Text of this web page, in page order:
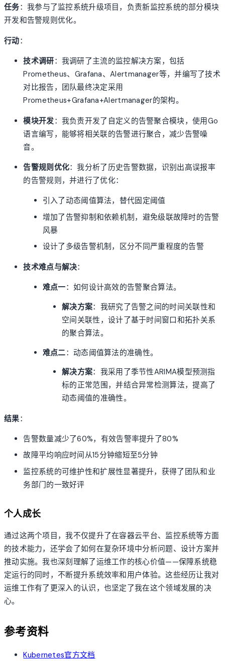
任务：我参与了监控系统升级项目，负责新监控系统的部分模块
开发和告警规则优化。
行动：
技术调研：我调研了主流的监控解决方案，包括
Prometheus、Grafana、Alertmanager等，并编写了技术
对比报告，团队最终决定采用
Prometheus+Grafana+Alertmanager的架构。
模块开发：我负责开发了自定义的告警聚合模块，使用Go
语言编写，能够将相关联的告警进行聚合，减少告警噪
音。
告警规则优化：我分析了历史告警数据，识别出高误报率
的告警规则，并进行了优化：
引入了动态阈值算法，替代固定阈值
增加了告警抑制和依赖机制，避免级联故障时的告警
风暴
设计了多级告警机制，区分不同严重程度的告警
技术难点与解决：
难点一：如何设计高效的告警聚合算法。
解决方案：我研究了告警之间的时间关联性和
空间关联性，设计了基于时间窗口和拓扑关系
的聚合算法。
难点二：动态阈值算法的准确性。
解决方案：我采用了季节性ARIMA模型预测指
标的正常范围，并结合异常检测算法，提高了
动态阈值的准确性。
结果：
告警数量减少了60%，有效告警率提升了80%
故障平均响应时间从15分钟缩短至5分钟
监控系统的可维护性和扩展性显著提升，获得了团队和业
务部门的一致好评
个人成长
通过这两个项目，我不仅提升了在容器云平台、监控系统等方面
的技术能力，还学会了如何在复杂环境中分析问题、设计方案并
推动实施。我也深刻理解了运维工作的核心价值——保障系统稳
定运行的同时，不断提升系统效率和用户体验。这些经历让我对
运维工作有了更深入的认识，也坚定了我在这个领域发展的决
心。
参考资料
Kubernetes官方文档